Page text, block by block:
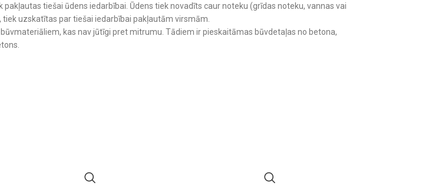
tiešai ūdens iedarbībai. Ūdens tiek novadīts caur noteku (grīdas noteku, vannas vai
uzskatītas par tiešai iedarbībai pakļautām virsmām.
kas nav jūtīgi pret mitrumu. Tādiem ir pieskaitāmas būvdetaļas no betona,